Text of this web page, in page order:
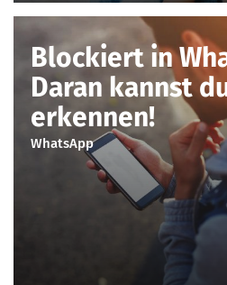
Blockiert in
Daran kannst
erkennen!
WhatsApp